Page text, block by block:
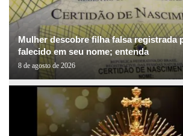
Mulher descobre filha falsa registrada
falecido em seu nome; entenda
8 de agosto de 2026